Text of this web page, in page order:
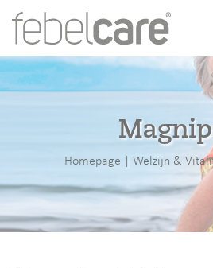
Homepage | Welzijn &